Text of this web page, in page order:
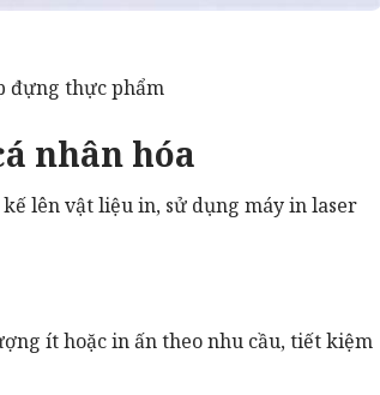
đựng thực phẩm
nhân hóa
lên vật liệu in, sử dụng máy in laser
ít hoặc in ấn theo nhu cầu, tiết kiệm